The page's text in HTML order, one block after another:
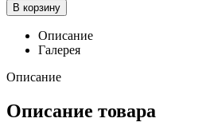
В корзину
Описание
Галерея
Описание
Описание товара